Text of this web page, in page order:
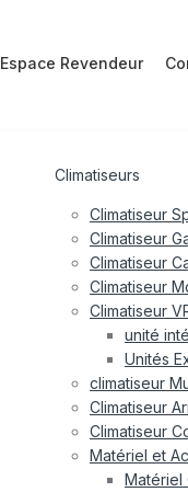
Espace Revendeur
Climatiseurs
Climatiseur
Climatiseur
Climatiseur
Climatiseur
Climatiseur
unité
Unités
climatiseur
Climatiseur
Climatiseur
Matériel et
Matériel